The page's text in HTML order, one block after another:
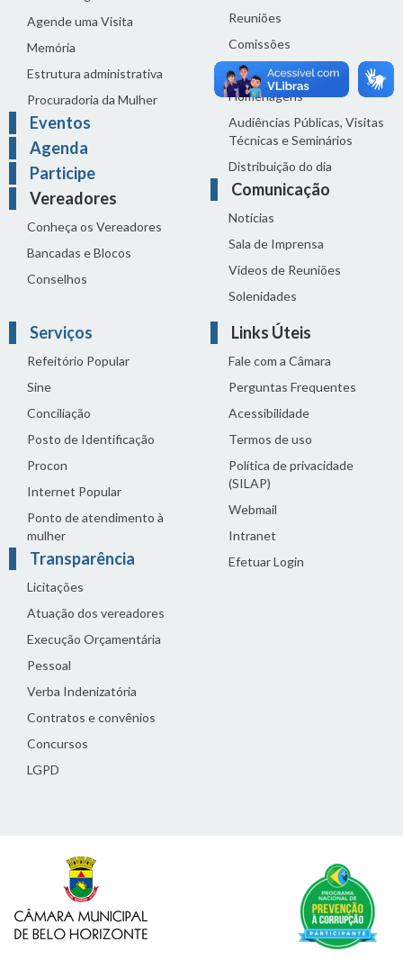
Agende uma Visita
Memória
Estrutura administrativa
Procuradoria da Mulher
Eventos
Agenda
Participe
Vereadores
Conheça os Vereadores
Bancadas e Blocos
Conselhos
Reuniões
Comissões
Ciclo Orçamentário
Homenagens
Audiências Públicas, Visitas
Técnicas e Seminários
Distribuição do dia
Comunicação
Notícias
Sala de Imprensa
Vídeos de Reuniões
Solenidades
Serviços
Refeitório Popular
Sine
Conciliação
Posto de Identificação
Procon
Internet Popular
Ponto de atendimento à
mulher
Transparência
Licitações
Atuação dos vereadores
Execução Orçamentária
Pessoal
Verba Indenizatória
Contratos e convênios
Concursos
LGPD
Links Úteis
Fale com a Câmara
Perguntas Frequentes
Acessibilidade
Termos de uso
Política de privacidade
(SILAP)
Webmail
Intranet
Efetuar Login